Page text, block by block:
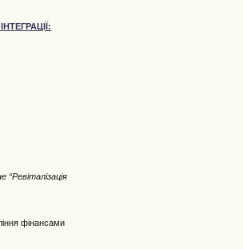
фінансами